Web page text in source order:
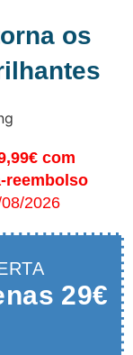
os
com
reembolso
2026
29€